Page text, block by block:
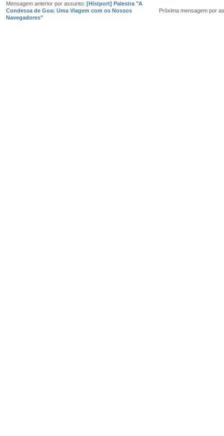
Mensagem anterior por assunto: [Histport] Palestra "A
Condessa de Goa: Uma Viagem com os Nossos
Navegadores"
Próxima mensagem por